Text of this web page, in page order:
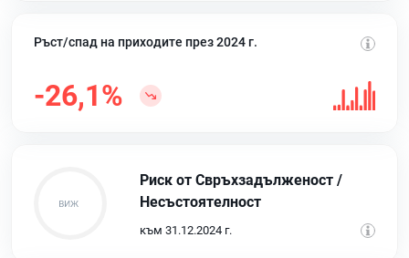
Ръст/спад на приходите през 2024 г.
-26,1%
Риск от Свръхзадълженост /
Несъстоятелност
към 31.12.2024 г.